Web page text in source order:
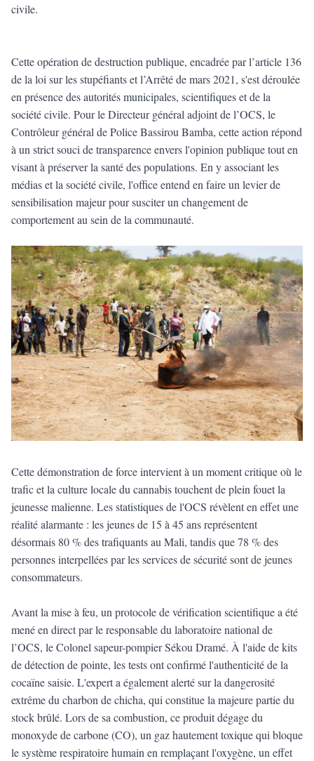
civile.
Cette opération de destruction publique, encadrée par l’article 136
de la loi sur les stupéfiants et l’Arrêté de mars 2021, s'est déroulée
en présence des autorités municipales, scientifiques et de la
société civile. Pour le Directeur général adjoint de l’OCS, le
Contrôleur général de Police Bassirou Bamba, cette action répond
à un strict souci de transparence envers l'opinion publique tout en
visant à préserver la santé des populations. En y associant les
médias et la société civile, l'office entend en faire un levier de
sensibilisation majeur pour susciter un changement de
comportement au sein de la communauté.
​Cette démonstration de force intervient à un moment critique où le
trafic et la culture locale du cannabis touchent de plein fouet la
jeunesse malienne. Les statistiques de l'OCS révèlent en effet une
réalité alarmante : les jeunes de 15 à 45 ans représentent
désormais 80 % des trafiquants au Mali, tandis que 78 % des
personnes interpellées par les services de sécurité sont de jeunes
consommateurs.
Avant la mise à feu, un protocole de vérification scientifique a été
mené en direct par le responsable du laboratoire national de
l’OCS, le Colonel sapeur-pompier Sékou Dramé. À l'aide de kits
de détection de pointe, les tests ont confirmé l'authenticité de la
cocaïne saisie. L'expert a également alerté sur la dangerosité
extrême du charbon de chicha, qui constitue la majeure partie du
stock brûlé. Lors de sa combustion, ce produit dégage du
monoxyde de carbone (CO), un gaz hautement toxique qui bloque
le système respiratoire humain en remplaçant l'oxygène, un effet